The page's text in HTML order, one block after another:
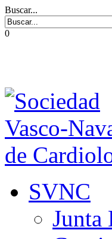
Buscar...
0
SVNC
Junta